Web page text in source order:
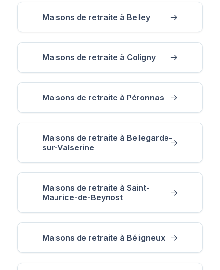
Maisons de retraite à Belley
Maisons de retraite à Coligny
Maisons de retraite à Péronnas
Maisons de retraite à Bellegarde-
sur-Valserine
Maisons de retraite à Saint-
Maurice-de-Beynost
Maisons de retraite à Béligneux